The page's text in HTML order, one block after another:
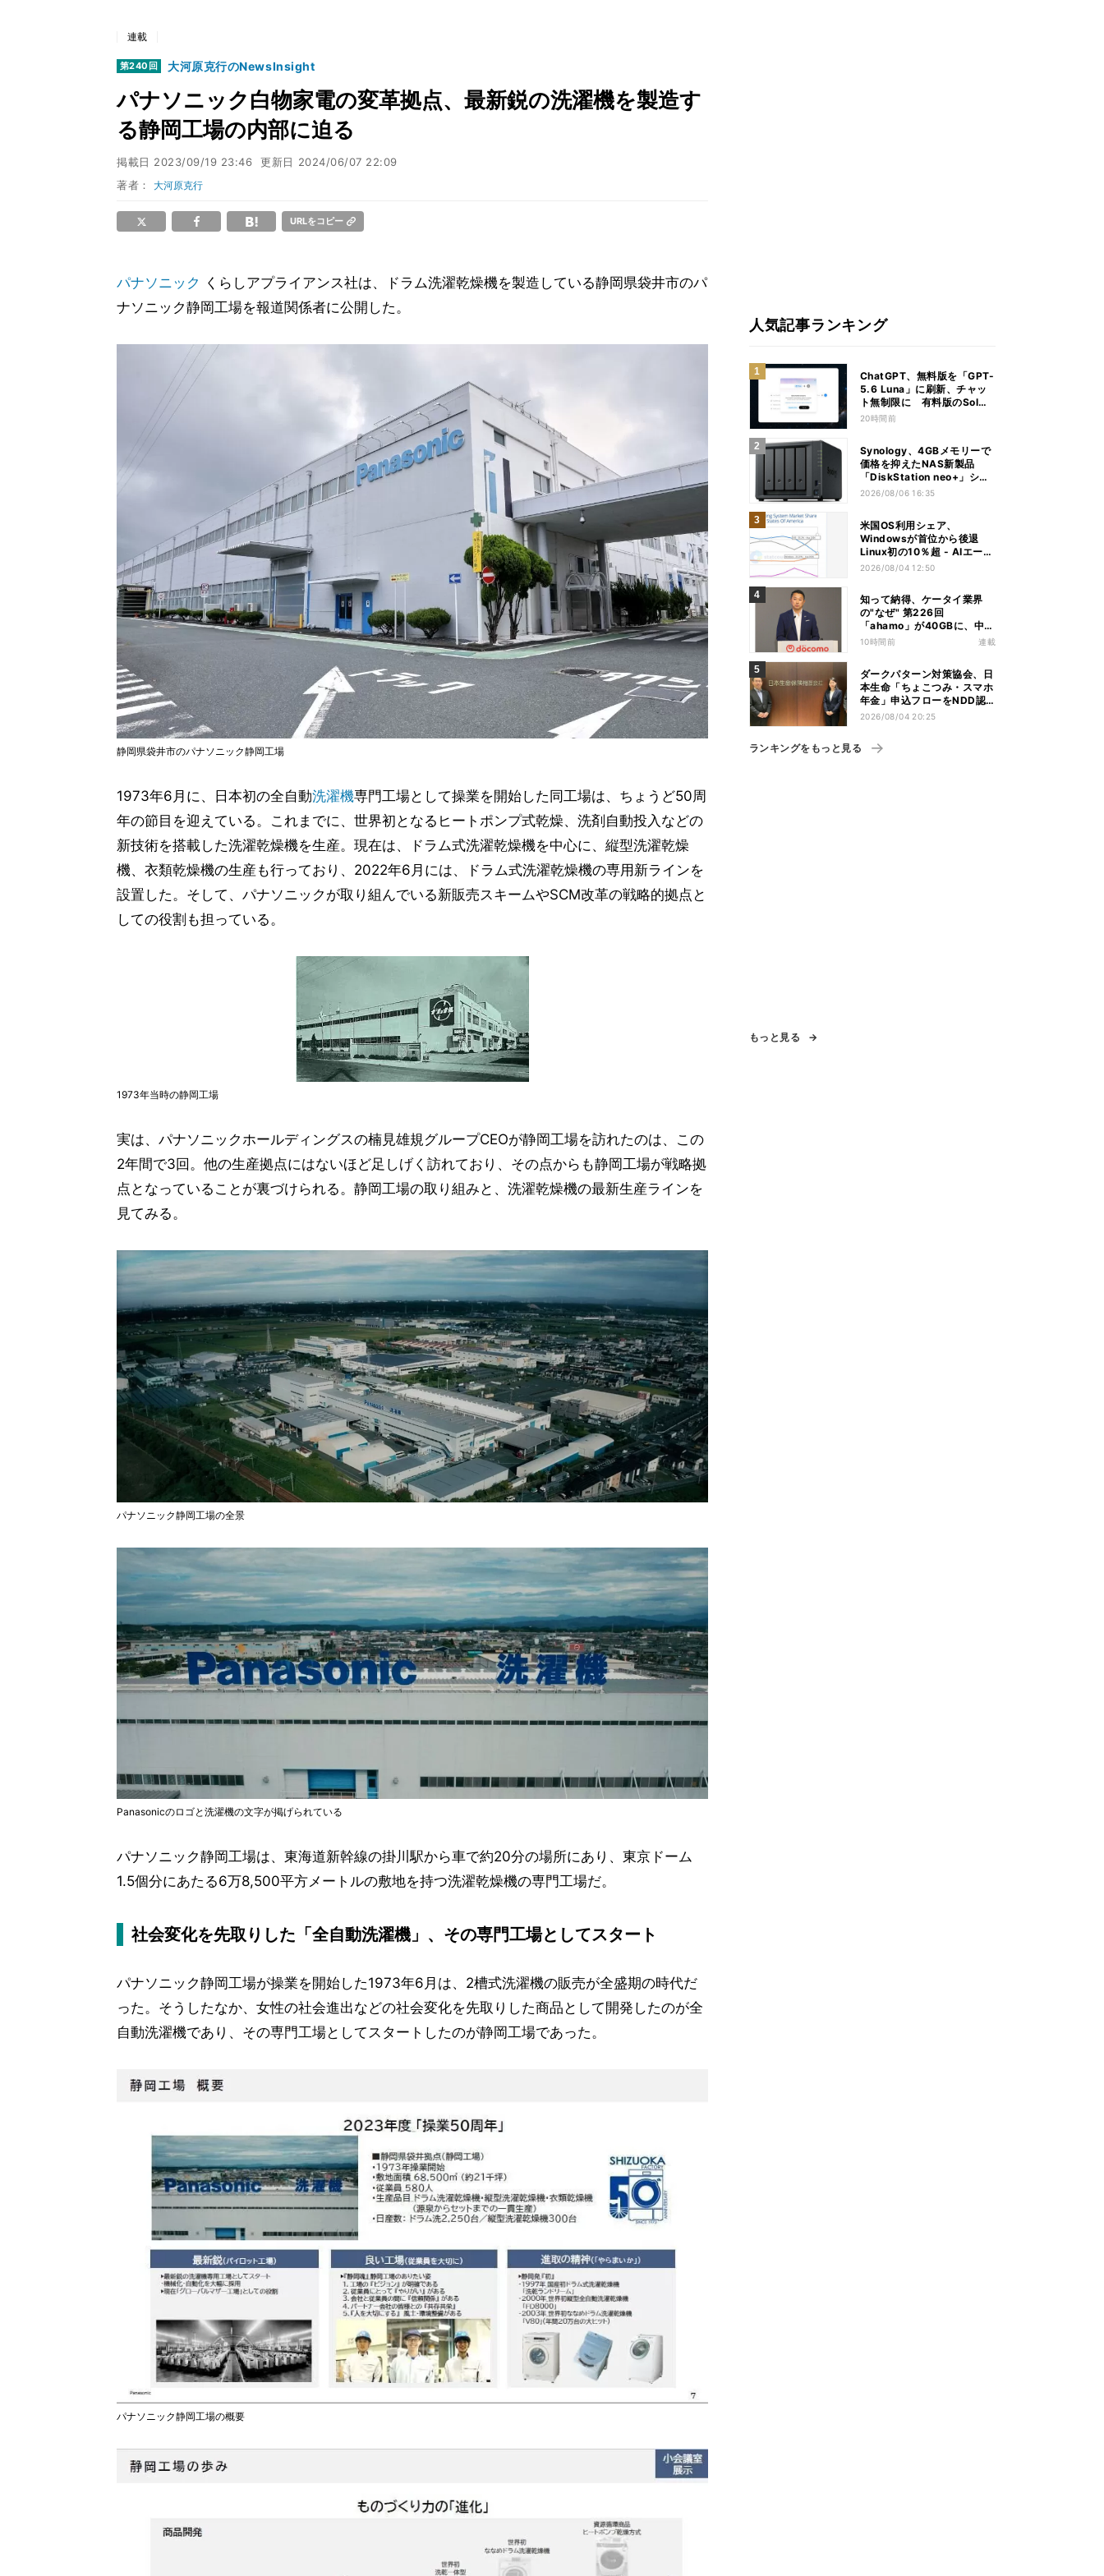
連載
第240回 大河原克行のNewsInsight
パナソニック白物家電の変革拠点、最新鋭の洗濯機を製造す
る静岡工場の内部に迫る
掲載日 2023/09/19 23:46 更新日 2024/06/07 22:09
著者：大河原克行
URLをコピー
パナソニック くらしアプライアンス社は、ドラム洗濯乾燥機を製造している静岡県袋井市のパ
ナソニック静岡工場を報道関係者に公開した。
静岡県袋井市のパナソニック静岡工場
1973年6月に、日本初の全自動洗濯機専門工場として操業を開始した同工場は、ちょうど50周
年の節目を迎えている。これまでに、世界初となるヒートポンプ式乾燥、洗剤自動投入などの
新技術を搭載した洗濯乾燥機を生産。現在は、ドラム式洗濯乾燥機を中心に、縦型洗濯乾燥
機、衣類乾燥機の生産も行っており、2022年6月には、ドラム式洗濯乾燥機の専用新ラインを
設置した。そして、パナソニックが取り組んでいる新販売スキームやSCM改革の戦略的拠点と
しての役割も担っている。
1973年当時の静岡工場
実は、パナソニックホールディングスの楠見雄規グループCEOが静岡工場を訪れたのは、この
2年間で3回。他の生産拠点にはないほど足しげく訪れており、その点からも静岡工場が戦略拠
点となっていることが裏づけられる。静岡工場の取り組みと、洗濯乾燥機の最新生産ラインを
見てみる。
パナソニック静岡工場の全景
Panasonicのロゴと洗濯機の文字が掲げられている
パナソニック静岡工場は、東海道新幹線の掛川駅から車で約20分の場所にあり、東京ドーム
1.5個分にあたる6万8,500平方メートルの敷地を持つ洗濯乾燥機の専門工場だ。
社会変化を先取りした「全自動洗濯機」、その専門工場としてスタート
パナソニック静岡工場が操業を開始した1973年6月は、2槽式洗濯機の販売が全盛期の時代だ
った。そうしたなか、女性の社会進出などの社会変化を先取りした商品として開発したのが全
自動洗濯機であり、その専門工場としてスタートしたのが静岡工場であった。
パナソニック静岡工場の概要
人気記事ランキング
ChatGPT、無料版を「GPT-
5.6 Luna」に刷新、チャッ
ト無制限に 有料版のSolも
精度向上
20時間前
Synology、4GBメモリーで
価格を抑えたNAS新製品
「DiskStation neo+」シリ
ーズ
2026/08/06 16:35
米国OS利用シェア、
Windowsが首位から後退
Linux初の10％超 - AIエージ
ェントが影響か
2026/08/04 12:50
知って納得、ケータイ業界
の"なぜ" 第226回
「ahamo」が40GBに、中容
量帯のキャンペーン競争激化
10時間前 連載
ダークパターン対策協会、日
本生命「ちょこつみ・スマホ
年金」申込フローをNDD認
定
2026/08/04 20:25
ランキングをもっと見る
もっと見る